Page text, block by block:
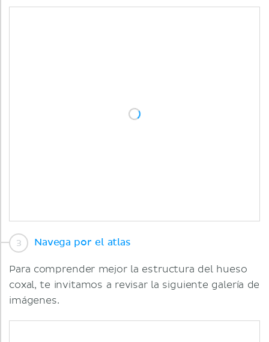
Navega por el atlas
Para comprender mejor la estructura del hueso
coxal, te invitamos a revisar la siguiente galería de
imágenes.